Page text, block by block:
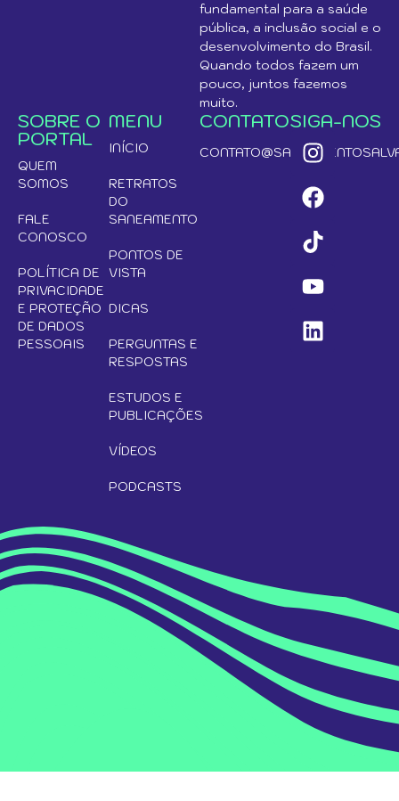
fundamental para a saúde
pública, a inclusão social e o
desenvolvimento do Brasil.
Quando todos fazem um
pouco, juntos fazemos
muito.
SOBRE O
PORTAL
QUEM
SOMOS
FALE
CONOSCO
POLÍTICA DE
PRIVACIDADE
E PROTEÇÃO
DE DADOS
PESSOAIS
MENU
INÍCIO
RETRATOS
DO
SANEAMENTO
PONTOS DE
VISTA
DICAS
PERGUNTAS E
RESPOSTAS
ESTUDOS E
PUBLICAÇÕES
VÍDEOS
PODCASTS
CONTATOSIGA-NOS